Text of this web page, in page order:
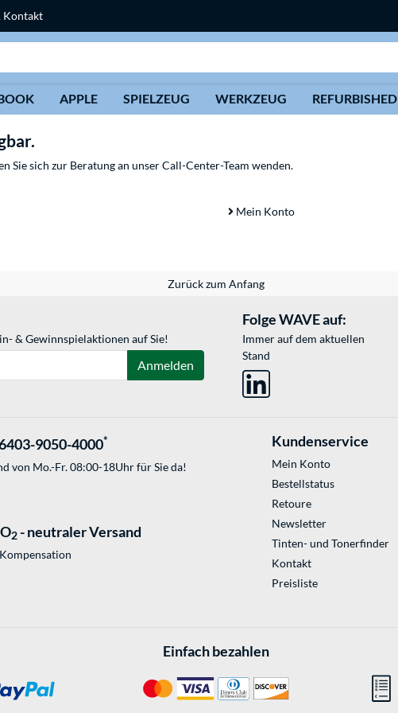
Kontakt
APPLE SPIELZEUG WERKZEUG REFURBISHED
Sie sich zur Beratung an unser Call-Center-Team wenden.
Mein Konto
Zurück zum Anfang
& Gewinnspielaktionen auf Sie!
Anmelden
Folge WAVE auf:
Immer auf dem aktuellen
Stand
9050-4000*
von Mo.-Fr. 08:00-18Uhr für Sie da!
2 - neutraler Versand
Kundenservice
Mein Konto
Bestellstatus
Retoure
Newsletter
Tinten- und Tonerfinder
Kontakt
Preisliste
Einfach bezahlen